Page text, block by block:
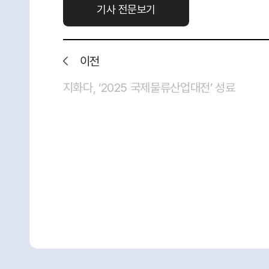
기사 전문보기
이전
지화다, ‘2025 국제물류산업대전’ 성료